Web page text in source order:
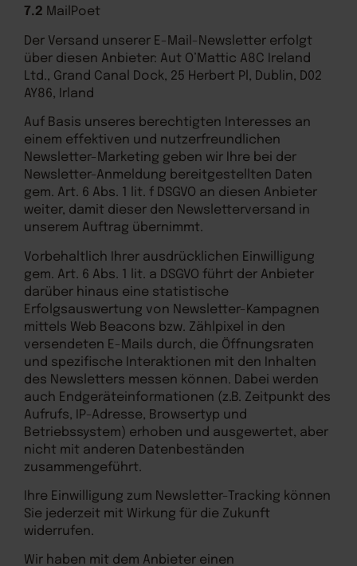
7.2 MailPoet
Der Versand unserer E-Mail-Newsletter erfolgt
über diesen Anbieter: Aut O’Mattic A8C Ireland
Ltd., Grand Canal Dock, 25 Herbert Pl, Dublin, D02
AY86, Irland
Auf Basis unseres berechtigten Interesses an
einem effektiven und nutzerfreundlichen
Newsletter-Marketing geben wir Ihre bei der
Newsletter-Anmeldung bereitgestellten Daten
gem. Art. 6 Abs. 1 lit. f DSGVO an diesen Anbieter
weiter, damit dieser den Newsletterversand in
unserem Auftrag übernimmt.
Vorbehaltlich Ihrer ausdrücklichen Einwilligung
gem. Art. 6 Abs. 1 lit. a DSGVO führt der Anbieter
darüber hinaus eine statistische
Erfolgsauswertung von Newsletter-Kampagnen
mittels Web Beacons bzw. Zählpixel in den
versendeten E-Mails durch, die Öffnungsraten
und spezifische Interaktionen mit den Inhalten
des Newsletters messen können. Dabei werden
auch Endgeräteinformationen (z.B. Zeitpunkt des
Aufrufs, IP-Adresse, Browsertyp und
Betriebssystem) erhoben und ausgewertet, aber
nicht mit anderen Datenbeständen
zusammengeführt.
Ihre Einwilligung zum Newsletter-Tracking können
Sie jederzeit mit Wirkung für die Zukunft
widerrufen.
Wir haben mit dem Anbieter einen